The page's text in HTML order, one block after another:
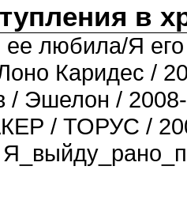
в
любила/Я
Каридес /
/ Эшелон /
/ ТОРУС /